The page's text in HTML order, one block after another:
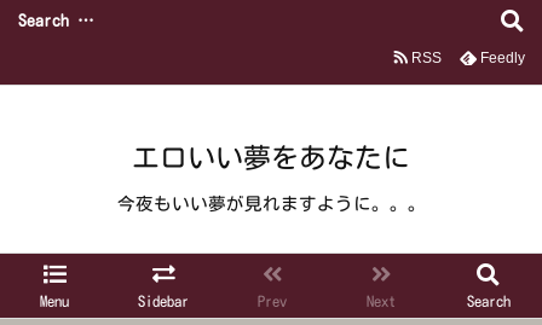
エロいい夢をあなたに
今夜もいい夢が見れますように。。。
Menu Sidebar Prev Next Search
RSS Feedly